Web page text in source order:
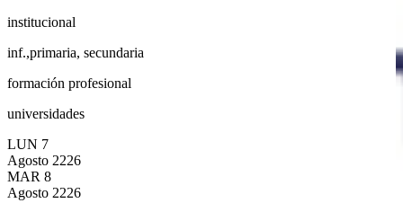
institucional
inf.,primaria, secundaria
formación profesional
universidades
LUN 7
Agosto 2226
MAR 8
Agosto 2226